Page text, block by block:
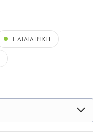
ΠΑΙΔΙΑΤΡΙΚΗ